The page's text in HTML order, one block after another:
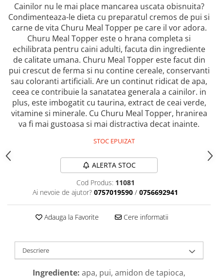
Perii si Piepteni
Produse Igiena si Ingrijire
Saltele cu efect de racire
Suplimente
Cainilor nu le mai place mancarea uscata obisnuita?
Condimenteaza-le dieta cu preparatul cremos de pui si
carne de vita Churu Meal Topper pe care il vor adora.
Churu Meal Topper este o hrana completa si
echilibrata pentru caini adulti, facuta din ingrediente
de calitate umana. Churu Meal Topper este facut din
pui crescut de ferma si nu contine cereale, conservanti
sau coloranti artificiali. Are un continut ridicat de apa,
ceea ce contribuie la sanatatea generala a cainilor. in
plus, este imbogatit cu taurina, extract de ceai verde,
vitamine si minerale. Cu Churu Meal Topper, hranirea
va fi mai gustoasa si mai distractiva decat inainte.
STOC EPUIZAT
ALERTA STOC
Cod Produs: 11081
Ai nevoie de ajutor? 0757019590 / 0756692941
Adauga la Favorite Cere informatii
Descriere
Ingrediente: apa, pui, amidon de tapioca,